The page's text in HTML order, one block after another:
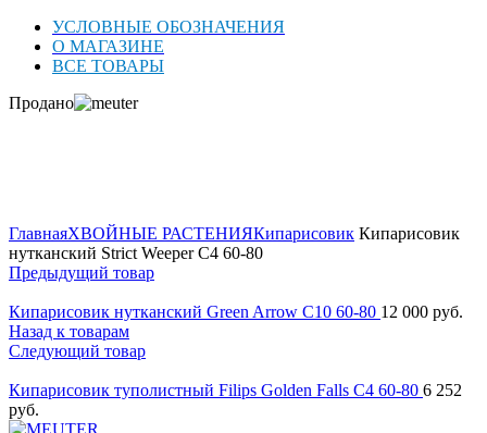
УСЛОВНЫЕ ОБОЗНАЧЕНИЯ
О МАГАЗИНЕ
ВСЕ ТОВАРЫ
Продано
ГлавнаяХВОЙНЫЕ РАСТЕНИЯКипарисовик Кипарисовик
нутканский Strict Weeper C4 60-80
Предыдущий товар
Кипарисовик нутканский Green Arrow C10 60-80 12 000 руб.
Назад к товарам
Следующий товар
Кипарисовик туполистный Filips Golden Falls C4 60-80 6 252
руб.